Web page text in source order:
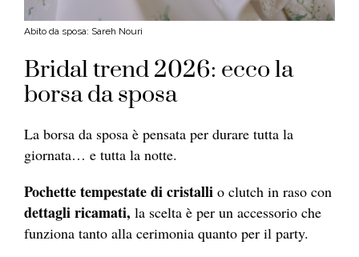
Abito da sposa: Sareh Nouri
Bridal trend 2026: ecco la
borsa da sposa
La borsa da sposa è pensata per durare tutta la
giornata… e tutta la notte.
Pochette tempestate di cristalli o clutch in raso con
dettagli ricamati, la scelta è per un accessorio che
funziona tanto alla cerimonia quanto per il party.